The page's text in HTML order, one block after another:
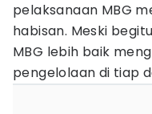
pelaksanaan MBG
habisan. Meski
MBG lebih baik
pengelolaan di tiap